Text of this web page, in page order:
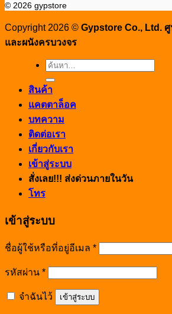
© 2026 gypstore
Copyright 2026 © Gypstore Co., Ltd.
และผนังครบวงจร
ค้นหา:
สินค้า
แคตตาล็อค
บทความ
ติดต่อเรา
เกี่ยวกับเรา
เข้าสู่ระบบ
สั่งเลย!!! ส่งด่วนภายในวัน
โทร
เข้าสู่ระบบ
ชื่อผู้ใช้หรือที่อยู่อีเมล *
รหัสผ่าน *
จำฉันไว้ เข้าสู่ระบบ